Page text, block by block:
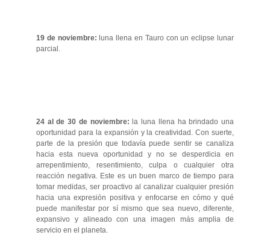
19 de noviembre: luna llena en Tauro con un eclipse lunar
parcial.
24 al de 30 de noviembre: la luna llena ha brindado una
oportunidad para la expansión y la creatividad. Con suerte,
parte de la presión que todavía puede sentir se canaliza
hacia esta nueva oportunidad y no se desperdicia en
arrepentimiento, resentimiento, culpa o cualquier otra
reacción negativa. Este es un buen marco de tiempo para
tomar medidas, ser proactivo al canalizar cualquier presión
hacia una expresión positiva y enfocarse en cómo y qué
puede manifestar por sí mismo que sea nuevo, diferente,
expansivo y alineado con una imagen más amplia de
servicio en el planeta.